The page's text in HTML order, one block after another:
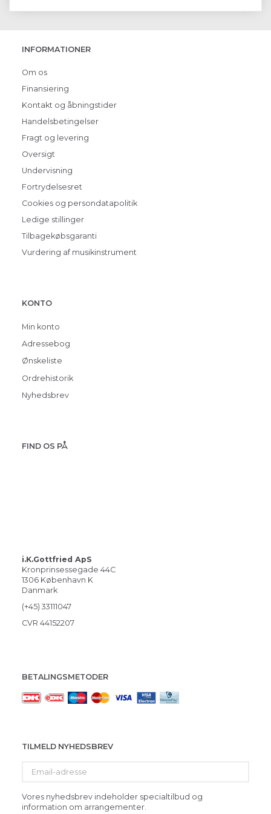
INFORMATIONER
Om os
Finansiering
Kontakt og åbningstider
Handelsbetingelser
Fragt og levering
Oversigt
Undervisning
Fortrydelsesret
Cookies og persondatapolitik
Ledige stillinger
Tilbagekøbsgaranti
Vurdering af musikinstrument
KONTO
Min konto
Adressebog
Ønskeliste
Ordrehistorik
Nyhedsbrev
FIND OS PÅ
i.K.Gottfried ApS
Kronprinsessegade 44C
1306 København K
Danmark
(+45) 33111047
CVR 44152207
BETALINGSMETODER
TILMELD NYHEDSBREV
adresse
Vores nyhedsbrev indeholder specialtilbud og
information om arrangementer.